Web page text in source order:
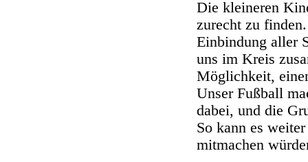
Die kleineren
zurecht zu
Einbindung aller
uns im Kreis
Möglichkeit,
Unser Fußball
dabei, und die
So kann es
mitmachen